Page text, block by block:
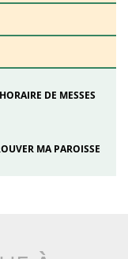
HORAIRE DE MESSES
MA PAROISSE